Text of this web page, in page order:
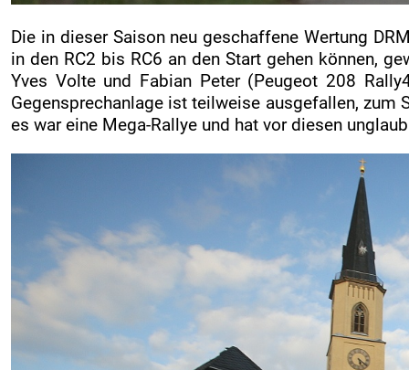
Die in dieser Saison neu geschaffene Wertung
in den RC2 bis RC6 an den Start gehen können,
Yves Volte und Fabian Peter (Peugeot 208
Gegensprechanlage ist teilweise ausgefallen, zum
es war eine Mega-Rallye und hat vor diesen